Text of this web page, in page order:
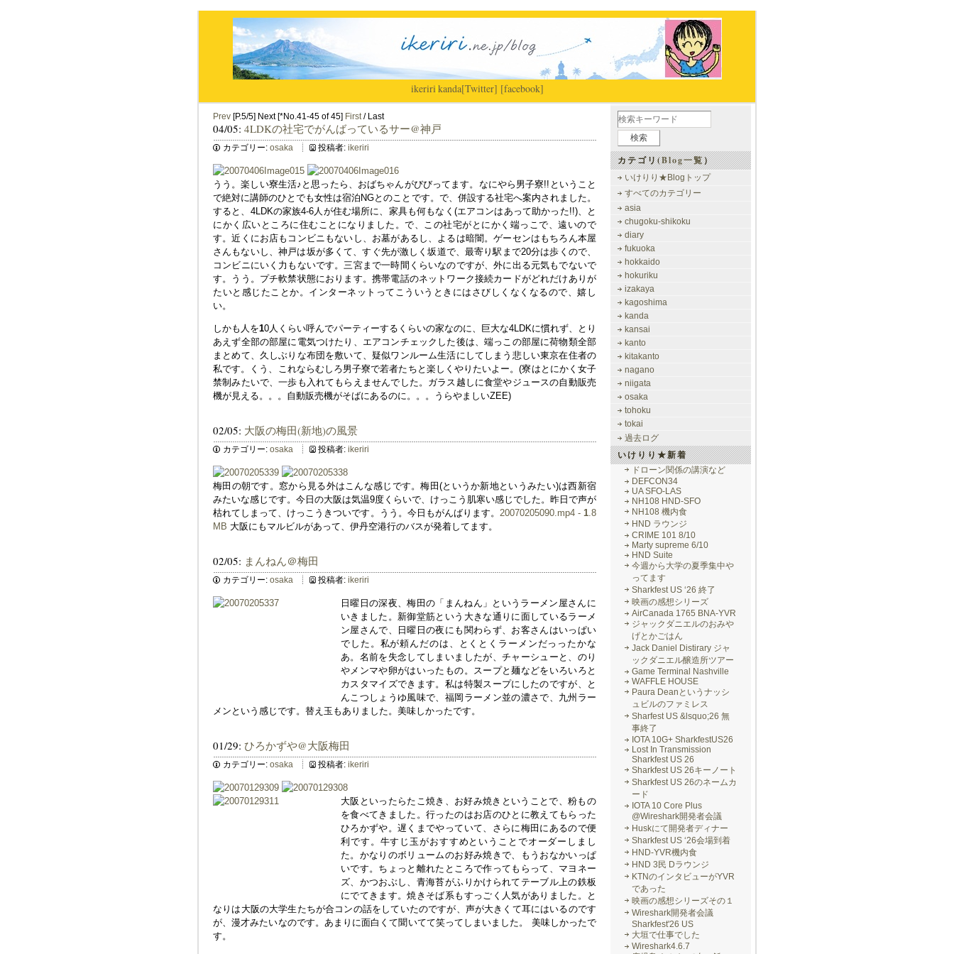
ikeriri|kanda[Twitter] [facebook]
Prev [P.5/5] Next [*No.41-45 of 45] First/ Last
04/05: 4LDKの社宅でがんばっているサー@神戸
カテゴリー: osaka 投稿者: ikeriri
うう。楽しい寮生活♪と思ったら、おばちゃんがびびってます。なにやら男子寮!!ということ
で絶対に講師のひとでも女性は宿泊NGとのことです。で、併設する社宅へ案内されました。
すると、4LDKの家族4-6人が住む場所に、家具も何もなく(エアコンはあって助かった!!)、と
にかく広いところに住むことになりました。で、この社宅がとにかく端っこで、遠いので
す。近くにお店もコンビニもないし、お墓があるし、よるは暗闇。ゲーセンはもちろん本屋
さんもないし、神戸は坂が多くて、すぐ先が激しく坂道で、最寄り駅まで20分は歩くので、
コンビニにいく力もないです。三宮まで一時間くらいなのですが、外に出る元気もでないで
す。うう。プチ軟禁状態におります。携帯電話のネットワーク接続カードがどれだけありが
たいと感じたことか。インターネットってこういうときにはさびしくなくなるので、嬉し
い。
しかも人を10人くらい呼んでパーティーするくらいの家なのに、巨大な4LDKに慣れず、とり
あえず全部の部屋に電気つけたり、エアコンチェックした後は、端っこの部屋に荷物類全部
まとめて、久しぶりな布団を敷いて、疑似ワンルーム生活にしてしまう悲しい東京在住者の
私です。くう、これならむしろ男子寮で若者たちと楽しくやりたいよー。(寮はとにかく女子
禁制みたいで、一歩も入れてもらえませんでした。ガラス越しに食堂やジュースの自動販売
機が見える。。。自動販売機がそばにあるのに。。。うらやましいZEE)
02/05: 大阪の梅田(新地)の風景
カテゴリー: osaka 投稿者: ikeriri
梅田の朝です。窓から見る外はこんな感じです。梅田(というか新地というみたい)は西新宿
みたいな感じです。今日の大阪は気温9度くらいで、けっこう肌寒い感じでした。昨日で声が
枯れてしまって、けっこうきついです。うう。今日もがんばります。 20070205090.mp4 -1.8
MB 大阪にもマルビルがあって、伊丹空港行のバスが発着してます。
02/05: まんねん＠梅田
カテゴリー: osaka 投稿者: ikeriri
日曜日の深夜、梅田の「まんねん」というラーメン屋さんに
いきました。新御堂筋という大きな通りに面しているラーメ
ン屋さんで、日曜日の夜にも関わらず、お客さんはいっぱい
でした。私が頼んだのは、とくとくラーメンだっったかな
あ。名前を失念してしまいましたが、チャーシューと、のり
やメンマや卵がはいったもの。スープと麺などをいろいろと
カスタマイズできます。私は特製スープにしたのですが、と
んこつしょうゆ風味で、福岡ラーメン並の濃さで、九州ラー
メンという感じです。替え玉もありました。美味しかったです。
01/29: ひろかずや@大阪梅田
カテゴリー: osaka 投稿者: ikeriri
大阪といったらたこ焼き、お好み焼きということで、粉もの
を食べてきました。行ったのはお店のひとに教えてもらった
ひろかずや。遅くまでやっていて、さらに梅田にあるので便
利です。牛すじ玉がおすすめということでオーダーしまし
た。かなりのボリュームのお好み焼きで、もうおなかいっぱ
いです。ちょっと離れたところで作ってもらって、マヨネー
ズ、かつおぶし、青海苔がふりかけられてテーブル上の鉄板
にでてきます。焼きそば系もすっごく人気がありました。と
なりは大阪の大学生たちが合コンの話をしていたのですが、声が大きくて耳にはいるのです
が、漫才みたいなのです。あまりに面白くて聞いてて笑ってしまいました。 美味しかったで
す。
カテゴリ(Blog一覧）
いけりり★Blogトップ
すべてのカテゴリー
asia
chugoku-shikoku
diary
fukuoka
hokkaido
hokuriku
izakaya
kagoshima
kanda
kansai
kanto
kitakanto
nagano
niigata
osaka
tohoku
tokai
過去ログ
いけりり★新着
ドローン関係の講演など
DEFCON34
UA SFO-LAS
NH108 HND-SFO
NH108 機内食
HND ラウンジ
CRIME 101 8/10
Marty supreme 6/10
HND Suite
今週から大学の夏季集中や
ってます
Sharkfest US ‘26 終了
映画の感想シリーズ
AirCanada 1765 BNA-YVR
ジャックダニエルのおみや
げとかごはん
Jack Daniel Distirary ジャ
ックダニエル醸造所ツアー
Game Terminal Nashville
WAFFLE HOUSE
Paura Deanというナッシ
ュビルのファミレス
Sharfest US &lsquo;26 無
事終了
IOTA 10G+ SharkfestUS26
Lost In Transmission
Sharkfest US 26
Sharkfest US 26キーノート
Sharkfest US 26のネームカ
ード
IOTA 10 Core Plus
@Wireshark開発者会議
Huskにて開発者ディナー
Sharkfest US ‘26会場到着
HND-YVR機内食
HND 3民 Dラウンジ
KTNのインタビューがYVR
であった
映画の感想シリーズその１
Wireshark開発者会議
Sharkfest'26 US
大垣で仕事でした
Wireshark4.6.7